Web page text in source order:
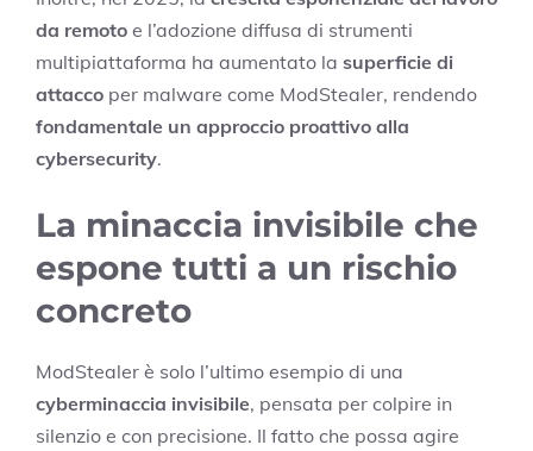
da remoto e l’adozione diffusa di strumenti
multipiattaforma ha aumentato la superficie di
attacco per malware come ModStealer, rendendo
fondamentale un approccio proattivo alla
cybersecurity.
La minaccia invisibile che
espone tutti a un rischio
concreto
ModStealer è solo l’ultimo esempio di una
cyberminaccia invisibile, pensata per colpire in
silenzio e con precisione. Il fatto che possa agire